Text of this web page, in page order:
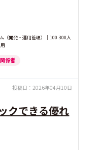
（開発・運用管理）｜100-300人
係者
投稿日： 2026年04月10日
クできる優れ